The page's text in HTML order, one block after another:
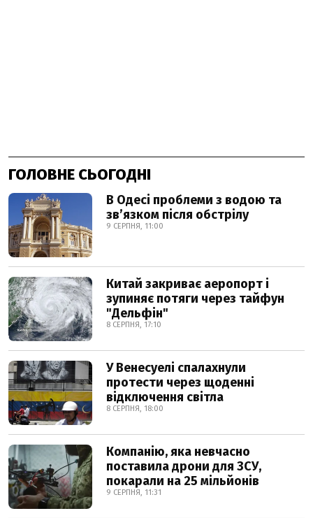
ГОЛОВНЕ СЬОГОДНІ
В Одесі проблеми з водою та
звʼязком після обстрілу
9 СЕРПНЯ, 11:00
Китай закриває аеропорт і
зупиняє потяги через тайфун
"Дельфін"
8 СЕРПНЯ, 17:10
У Венесуелі спалахнули
протести через щоденні
відключення світла
8 СЕРПНЯ, 18:00
Компанію, яка невчасно
поставила дрони для ЗСУ,
покарали на 25 мільйонів
9 СЕРПНЯ, 11:31